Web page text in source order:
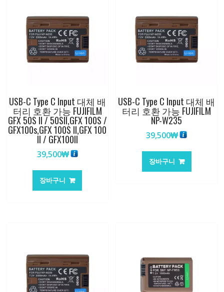
USB-C Type C Input 대체 배
터리 호환 가능 FUJIFILM
GFX 50S II / 50SII,GFX 100S /
GFX100s,GFX 100S II,GFX 100
II / GFX100II
39,500₩
장바구니
USB-C Type C Input 대체 배
터리 호환 가능 FUJIFILM
NP-W235
39,500₩
장바구니